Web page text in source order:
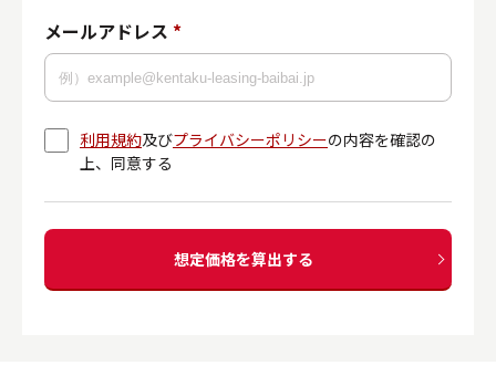
メールアドレス *
利用規約及びプライバシーポリシーの内容を確認の
上、同意する
想定価格を算出する